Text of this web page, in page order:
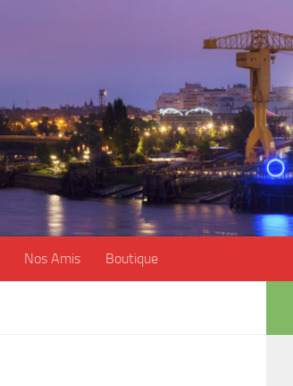
Nos Amis Boutique